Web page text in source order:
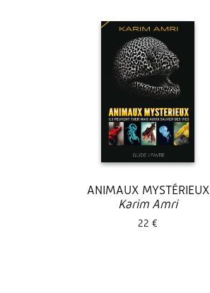
ANIMAUX MYSTÉRIEUX
Karim Amri
22 €